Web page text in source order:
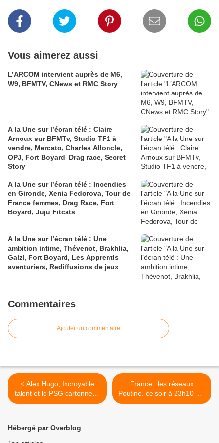
Vous aimerez aussi
L’ARCOM intervient auprès de M6,
W9, BFMTV, CNews et RMC Story
A la Une sur l’écran télé : Claire
Arnoux sur BFMTv, Studio TF1 à
vendre, Mercato, Charles Alloncle,
OPJ, Fort Boyard, Drag race, Secret
Story
A la Une sur l’écran télé : Incendies
en Gironde, Xenia Fedorova, Tour de
France femmes, Drag Race, Fort
Boyard, Juju Fitcats
A la Une sur l’écran télé : Une
ambition intime, Thévenot, Brakhlia,
Galzi, Fort Boyard, Les Apprentis
aventuriers, Rediffusions de jeux
Commentaires
Ajouter un commentaire
< Alex Hugo, Incroyable
talent et le PSG cartonnent.
Harry Potter très faible. Nos
France : les réseaux
Poutine, ce soir à 23h10 sur
France 2 dans Complément
Hébergé par Overblog